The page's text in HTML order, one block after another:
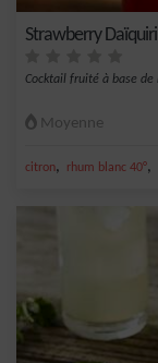
Strawberry Daïquiri
Cocktail fruité à base
Moyenne
citron, rhum blanc 40°,